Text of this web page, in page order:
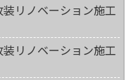
リノベーション施工
リノベーション施工